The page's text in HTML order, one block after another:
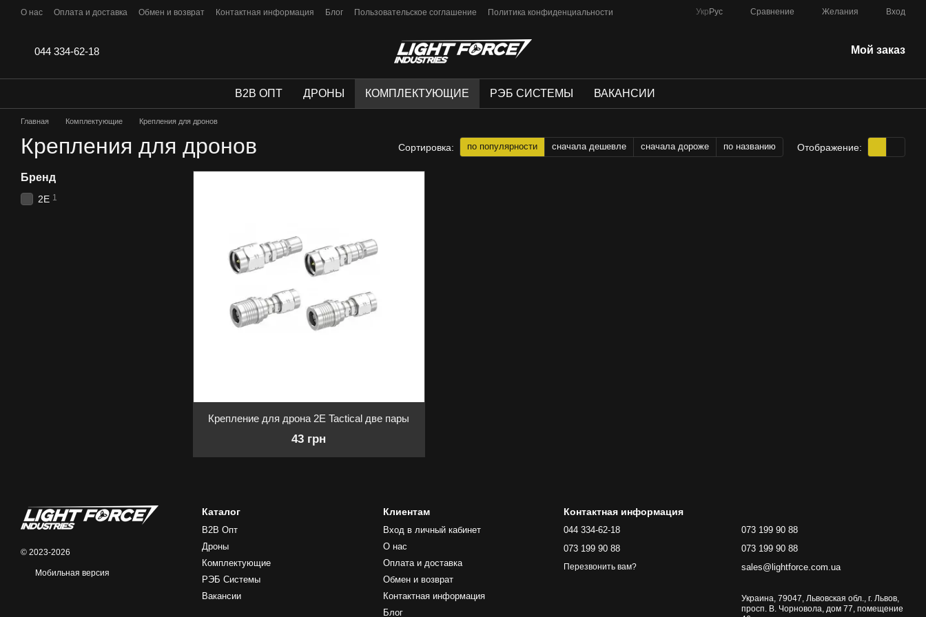
Перейти к основному контенту
О нас Оплата и доставка Обмен и возврат Контактная информация Блог Пользовательское соглашение
Политика конфиденциальности
Укр Рус Сравнение Желания Вход
044 334-62-18 Мой заказ
B2B ОПТ ДРОНЫ КОМПЛЕКТУЮЩИЕ РЭБ СИСТЕМЫ ВАКАНСИИ
Главная Комплектующие Крепления для дронов
Крепления для дронов Сортировка: по популярности сначала дешевле сначала дороже по названию Отображение:
Крепление для дрона 2E Tactical две пары
43 грн
Бренд
2E 1
© 2023-2026
Мобильная версия
Каталог
B2B Опт
Дроны
Комплектующие
РЭБ Системы
Вакансии
Клиентам
Вход в личный кабинет
О нас
Оплата и доставка
Обмен и возврат
Контактная информация
Блог
Контактная информация
044 334-62-18
073 199 90 88
Перезвонить вам?
073 199 90 88
073 199 90 88
sales@lightforce.com.ua
Украина, 79047, Львовская обл., г. Львов,
просп. В. Чорновола, дом 77, помещение